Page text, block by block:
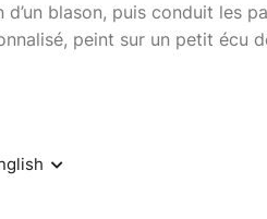
blason, puis conduit les
peint sur un petit écu